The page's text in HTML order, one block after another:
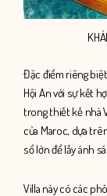
Đặc điểm riêng biệt
Hội An với sự kết
trong thiết kế nhà
của Maroc, dựa
sổ lớn để lấy ánh
Villa này có các